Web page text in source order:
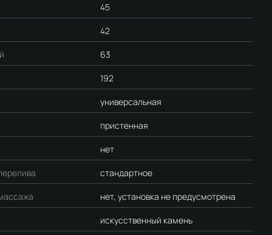
45
42
63
192
универсальная
пристенная
нет
стандартное
нет, установка не предусмотрена
искусственный камень